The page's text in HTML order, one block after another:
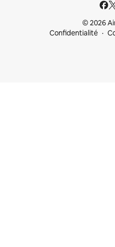
© 2026
Confidentialité